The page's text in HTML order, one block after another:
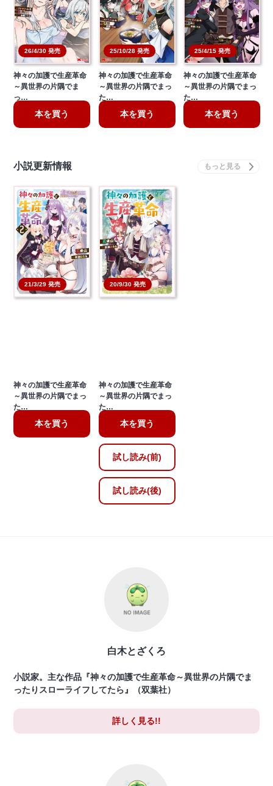
26/4/30 発売
神々の加護で生産革命
～異世界の片隅でま
っ…
本を買う
25/10/28 発売
神々の加護で生産革命
～異世界の片隅でまっ
た…
本を買う
25/4/15 発売
神々の加護で生産革命
～異世界の片隅でまっ
た…
本を買う
小説更新情報
21/3/29 発売
神々の加護で生産革命
～異世界の片隅でまっ
た…
本を買う
20/9/30 発売
神々の加護で生産革命
～異世界の片隅でまっ
た…
本を買う
試し読み(前)
試し読み(後)
白木とざくろ
小説家。主な作品『神々の加護で生産革命～異世界の片隅でま
ったりスローライフしてたら』（双葉社）
詳しく見る!!